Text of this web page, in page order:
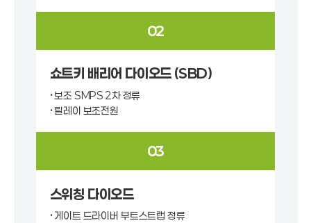
02
쇼트키 배리어 다이오드 (SBD)
• 보조 SMPS 2차 정류
• 릴레이 보조전원
03
스위칭 다이오드
• 게이트 드라이버 부트스트랩 정류